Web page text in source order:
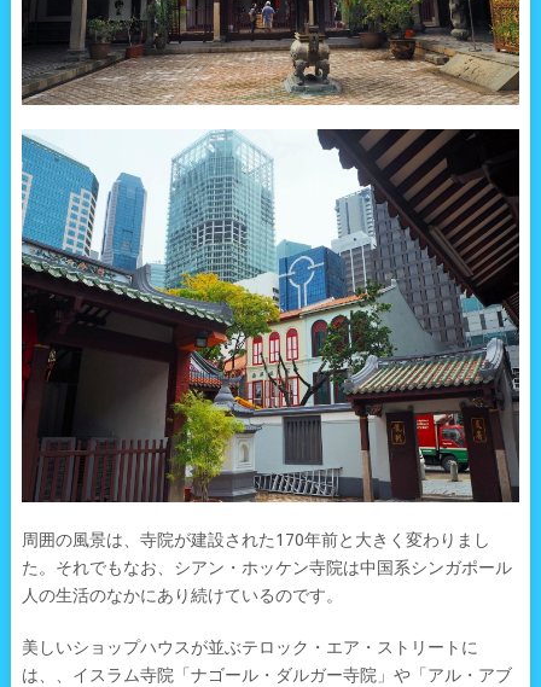
周囲の風景は、寺院が建設された170年前と大きく変わりまし
た。それでもなお、シアン・ホッケン寺院は中国系シンガポール
人の生活のなかにあり続けているのです。
美しいショップハウスが並ぶテロック・エア・ストリートに
は、、イスラム寺院「ナゴール・ダルガー寺院」や「アル・アブ